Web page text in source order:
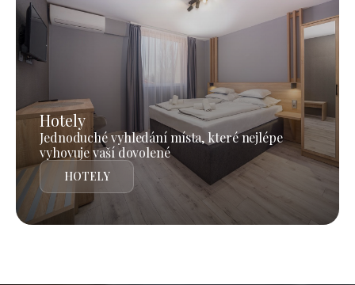
Hotely
Jednoduché vyhledání místa, které nejlépe
vyhovuje vaší dovolené
HOTELY